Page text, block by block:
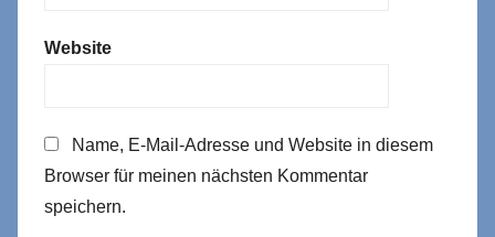
Website
Name, E-Mail-Adresse und Website in diesem
Browser für meinen nächsten Kommentar
speichern.